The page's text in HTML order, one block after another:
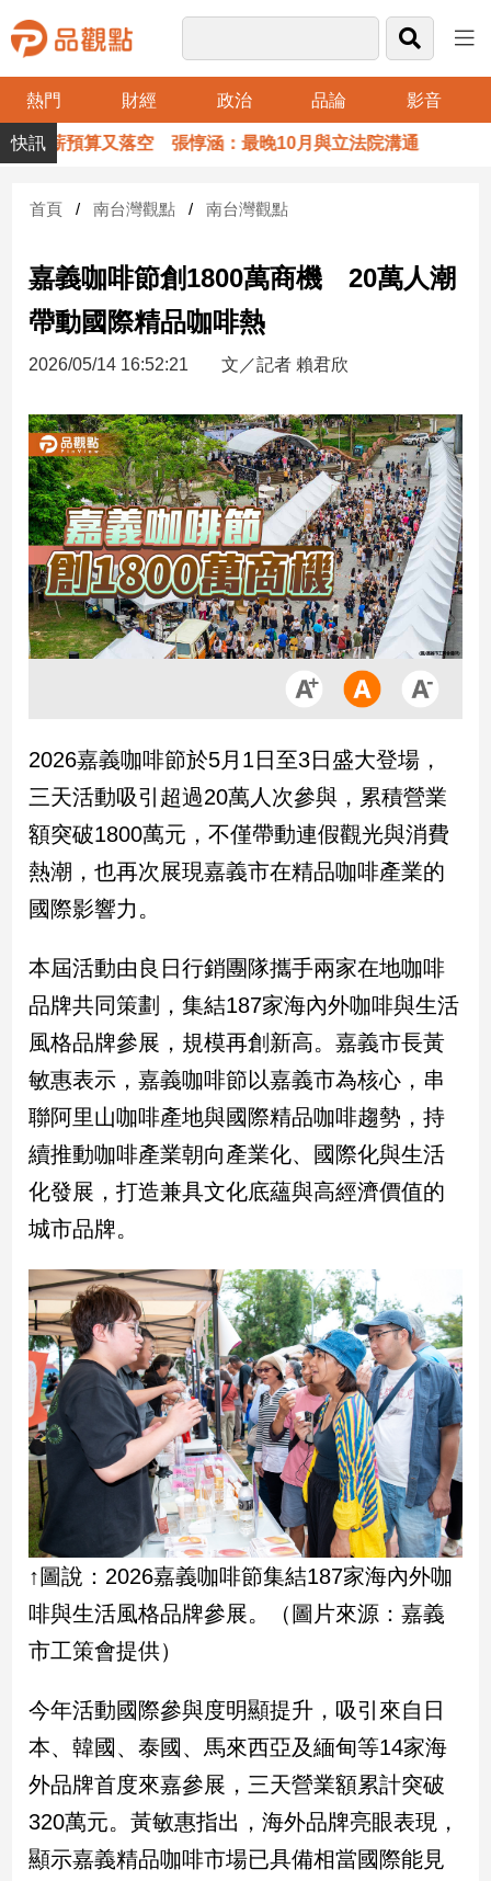
熱門 財經 政治 品論 影音
品
觀
財
台
財
新
產
經/
股
市
房
地
產
品
政
政
治
焦
品
點
民
調
國
會
點
觀
點
兩
岸/
國
際
社
會/
地
方
新
冠
病
毒
專
區
台
灣
觀
點
南
台
預算又落空 張惇涵：最晚10月與立法院溝通
首頁 南台灣觀點 南台灣觀點
嘉義咖啡節創1800萬商機 20萬人潮
帶動國際精品咖啡熱
2026/05/14 16:52:21 文／記者 賴君欣
2026嘉義咖啡節於5月1日至3日盛大登場，
三天活動吸引超過20萬人次參與，累積營業
額突破1800萬元，不僅帶動連假觀光與消費
熱潮，也再次展現嘉義市在精品咖啡產業的
國際影響力。
本屆活動由良日行銷團隊攜手兩家在地咖啡
品牌共同策劃，集結187家海內外咖啡與生活
風格品牌參展，規模再創新高。嘉義市長黃
敏惠表示，嘉義咖啡節以嘉義市為核心，串
聯阿里山咖啡產地與國際精品咖啡趨勢，持
續推動咖啡產業朝向產業化、國際化與生活
化發展，打造兼具文化底蘊與高經濟價值的
城市品牌。
↑圖說：2026嘉義咖啡節集結187家海內外咖
啡與生活風格品牌參展。（圖片來源：嘉義
市工策會提供）
今年活動國際參與度明顯提升，吸引來自日
本、韓國、泰國、馬來西亞及緬甸等14家海
外品牌首度來嘉參展，三天營業額累計突破
320萬元。黃敏惠指出，海外品牌亮眼表現，
顯示嘉義精品咖啡市場已具備相當國際能見